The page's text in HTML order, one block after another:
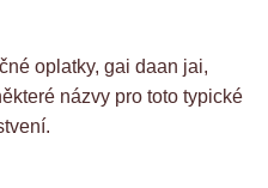
oplatky, gai daan jai,
názvy pro toto typické